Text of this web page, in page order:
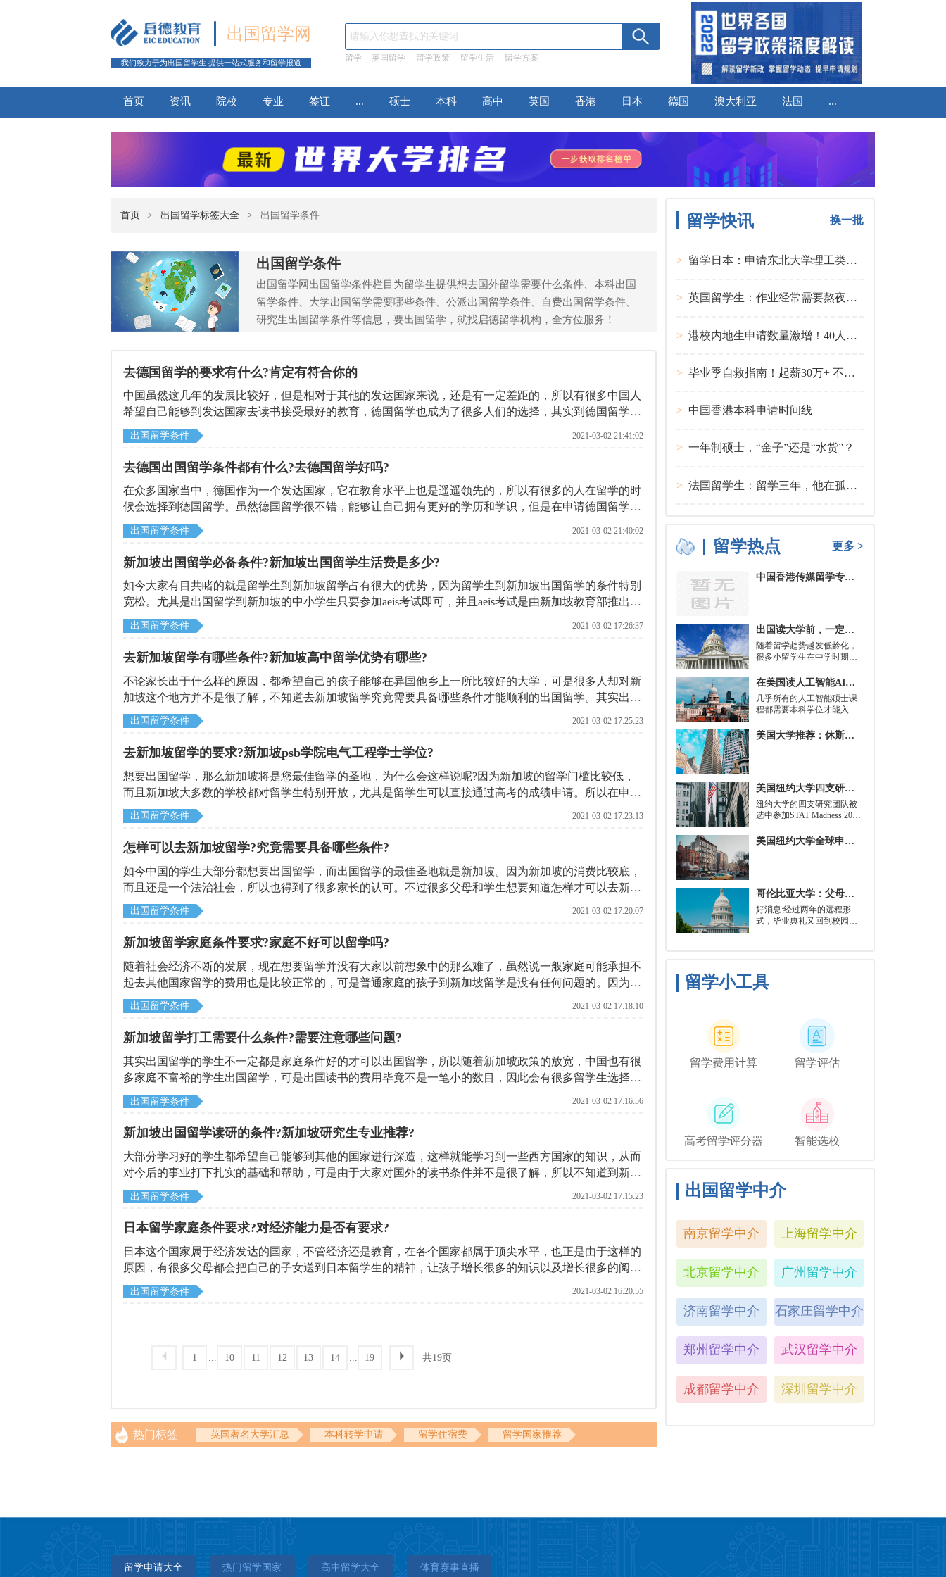
出国留学网
我们致力于为出国留学生 提供一站式服务和留学报道 留学 英国留学 留学政策 留学生活 留学方案
首页 资讯 院校 专业 签证 ... 硕士 本科 高中 英国 香港 日本 德国 澳大利亚 法国 ...
首页 > 出国留学标签大全 > 出国留学条件
出国留学条件
出国留学网出国留学条件栏目为留学生提供想去国外留学需要什么条件、本科出国
留学条件、大学出国留学需要哪些条件、公派出国留学条件、自费出国留学条件、
研究生出国留学条件等信息，要出国留学，就找启德留学机构，全方位服务！
去德国留学的要求有什么?肯定有符合你的
中国虽然这几年的发展比较好，但是相对于其他的发达国家来说，还是有一定差距的，所以有很多中国人
希望自己能够到发达国家去读书接受最好的教育，德国留学也成为了很多人们的选择，其实到德国留学确
实有很多的优势，但是也有一定的条件，那么去德国留学的要求都有什么?北京启德留学机构就来告诉
你。
出国留学条件 2021-03-02 21:41:02
去德国出国留学条件都有什么?去德国留学好吗?
在众多国家当中，德国作为一个发达国家，它在教育水平上也是遥遥领先的，所以有很多的人在留学的时
候会选择到德国留学。虽然德国留学很不错，能够让自己拥有更好的学历和学识，但是在申请德国留学的
时候，也需要满足很多的条件，这样的话才能够完全出国留学的梦想，那么去德国出国留的条件都有什么
呢?北京启德留学机构就来告诉你。
出国留学条件 2021-03-02 21:40:02
新加坡出国留学必备条件?新加坡出国留学生活费是多少?
如今大家有目共睹的就是留学生到新加坡留学占有很大的优势，因为留学生到新加坡出国留学的条件特别
宽松。尤其是出国留学到新加坡的中小学生只要参加aeis考试即可，并且aeis考试是由新加坡教育部推出
的，所以每年的考试时间大约在10月初左右，公布结果大约在12月中旬。考试通过的学生由新加坡教育部
统一就近分配到新加坡政府中小学就读，并且会在第2年1月中旬入学。不过还是有很多家长想要知道新加
坡出国留学必备条件是什么，接下来就由北京启德机构来为您详细讲解一下吧!
出国留学条件 2021-03-02 17:26:37
去新加坡留学有哪些条件?新加坡高中留学优势有哪些?
不论家长出于什么样的原因，都希望自己的孩子能够在异国他乡上一所比较好的大学，可是很多人却对新
加坡这个地方并不是很了解，不知道去新加坡留学究竟需要具备哪些条件才能顺利的出国留学。其实出国
留学并不是只需要有钱就可以上的，所以还需要具备一些其他条件，接下来就由北京启德机构来帮助您了
解一下留学的必备条件吧!
出国留学条件 2021-03-02 17:25:23
去新加坡留学的要求?新加坡psb学院电气工程学士学位?
想要出国留学，那么新加坡将是您最佳留学的圣地，为什么会这样说呢?因为新加坡的留学门槛比较低，
而且新加坡大多数的学校都对留学生特别开放，尤其是留学生可以直接通过高考的成绩申请。所以在申请
这方面占有很大的优势。那么去新加坡留学的要求是什么?接下来就由北京启德机构为您揭晓最佳答案?
出国留学条件 2021-03-02 17:23:13
怎样可以去新加坡留学?究竟需要具备哪些条件?
如今中国的学生大部分都想要出国留学，而出国留学的最佳圣地就是新加坡。因为新加坡的消费比较底，
而且还是一个法治社会，所以也得到了很多家长的认可。不过很多父母和学生想要知道怎样才可以去新加
坡留学。因此想要通过北京启德机构来了解一番。
出国留学条件 2021-03-02 17:20:07
新加坡留学家庭条件要求?家庭不好可以留学吗?
随着社会经济不断的发展，现在想要留学并没有大家以前想象中的那么难了，虽然说一般家庭可能承担不
起去其他国家留学的费用也是比较正常的，可是普通家庭的孩子到新加坡留学是没有任何问题的。因为新
加坡属于亚洲最发达的国家之一，在全世界的教育特别出名，并且课程也都和其他的国家一样，从而保障
留学生在新加坡能够用最低的学费享受到其他国家的高等教育。不仅如此，新加坡也设有奖学金和助学
金，所以学生可以一边读书一边打工，总体来说，新加坡这个留学圣地还是值得大家选择的。
出国留学条件 2021-03-02 17:18:10
新加坡留学打工需要什么条件?需要注意哪些问题?
其实出国留学的学生不一定都是家庭条件好的才可以出国留学，所以随着新加坡政策的放宽，中国也有很
多家庭不富裕的学生出国留学，可是出国读书的费用毕竟不是一笔小的数目，因此会有很多留学生选择利
用业余时间打工，来换取生活费，可是初来乍到的他们想要知道去新加坡留学打工需要什么条件?不妨还
是通过北京启德机构来详细了解下吧!一定会让您有所收获?
出国留学条件 2021-03-02 17:16:56
新加坡出国留学读研的条件?新加坡研究生专业推荐?
大部分学习好的学生都希望自己能够到其他的国家进行深造，这样就能学习到一些西方国家的知识，从而
对今后的事业打下扎实的基础和帮助，可是由于大家对国外的读书条件并不是很了解，所以不知道到新加
坡出国留学读研的条件是什么，因此比较纠结，所以还是想要通过北京启德机构来详细了解一下?
出国留学条件 2021-03-02 17:15:23
日本留学家庭条件要求?对经济能力是否有要求?
日本这个国家属于经济发达的国家，不管经济还是教育，在各个国家都属于顶尖水平，也正是由于这样的
原因，有很多父母都会把自己的子女送到日本留学生的精神，让孩子增长很多的知识以及增长很多的阅
历。不过日本有一些高校要求的特别严格，并不是每一个家庭都可以把自己的子女送到这样的学校，那么
去日本留学家庭条件有什么要求呢?下面就由北京启德留学机构给大家做出总结。
出国留学条件 2021-03-02 16:20:55
1 10 11 12 13 14 19 共19页
热门标签 英国著名大学汇总 本科转学申请 留学住宿费 留学国家推荐
留学快讯 换一批
> 留学日本：申请东北大学理工类硕士课程大多要求先获得教授内诺
> 英国留学生：作业经常需要熬夜完成
> 港校内地生申请数量激增！40人抢1学位？
> 毕业季自救指南！起薪30万+ 不愧是00后都偏爱的留学国家TOP1
> 中国香港本科申请时间线
> 一年制硕士，“金子”还是“水货”？
> 法国留学生：留学三年，他在孤独中找到内心的力量
留学热点 更多 >
中国香港传媒留学专业分类及申请要求
出国读大学前，一定要培养的基本生活技能有哪些？
随着留学趋势越发低龄化，
很多小留学生在中学时期就
其实都是为了大学生活做准
在美国读人工智能AI硕士入学条件及大学推荐
几乎所有的人工智能硕士课
程都需要本科学位才能入
需要特定领域的本科学位。
下，你只需要一个理论基础
就可以开始就读这类项目：
即先参加几门先修课程，通
常包括程序语言，如
Python、微积分和计算机科
学相关课程。
美国大学推荐：休斯顿的大学
美国纽约大学四支研究团队被选中参加STAT Madness 2022竞赛
​纽约大学的四支研究团队被
选中参加STAT Madness 2022
三月疯狂启发的健康和科学
领域最佳创新线上锦标赛。
美国纽约大学全球申请群体规模不断扩大
哥伦比亚大学：父母参加毕业典礼可以做什么？
好消息:经过两年的远程形
式，毕业典礼又回到校园了!
旅行，或者如果你想和你的
朋友们共度时光，也许你可
留学小工具
留学费用计算 留学评估
高考留学评分器 智能选校
出国留学中介
南京留学中介 上海留学中介
北京留学中介 广州留学中介
济南留学中介 石家庄留学中介
郑州留学中介 武汉留学中介
成都留学中介 深圳留学中介
留学申请大全 热门留学国家 高中留学大全 体育赛事直播